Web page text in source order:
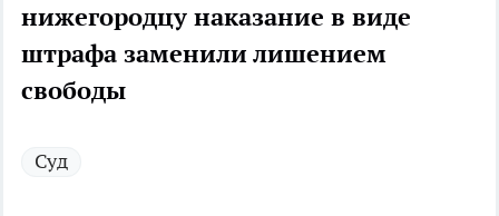
нижегородцу наказание в виде
штрафа заменили лишением
свободы
Суд